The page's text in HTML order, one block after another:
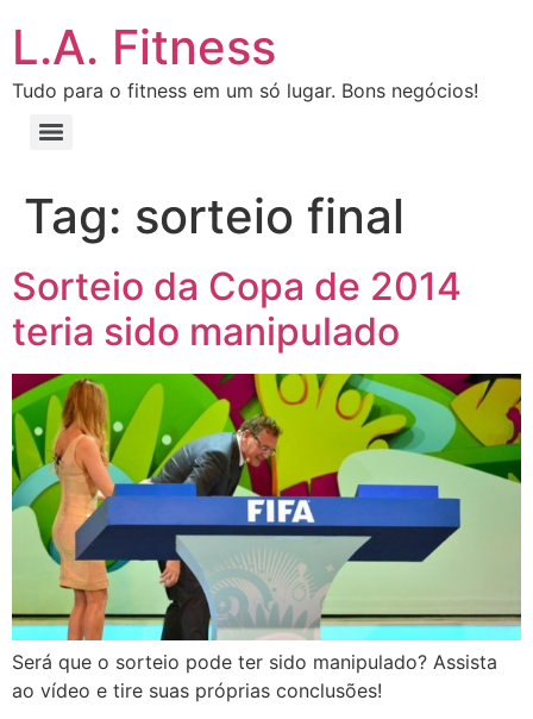
L.A. Fitness
Tudo para o fitness em um só lugar. Bons negócios!
Tag: sorteio final
Sorteio da Copa de 2014
teria sido manipulado
Será que o sorteio pode ter sido manipulado? Assista
ao vídeo e tire suas próprias conclusões!